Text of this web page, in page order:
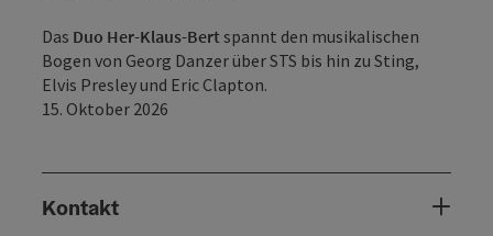
Das Duo Her-Klaus-Bertspannt den musikalischen
Bogen von Georg Danzer über STS bis hin zu Sting,
Elvis Presley und Eric Clapton.
15. Oktober 2026
Kontakt